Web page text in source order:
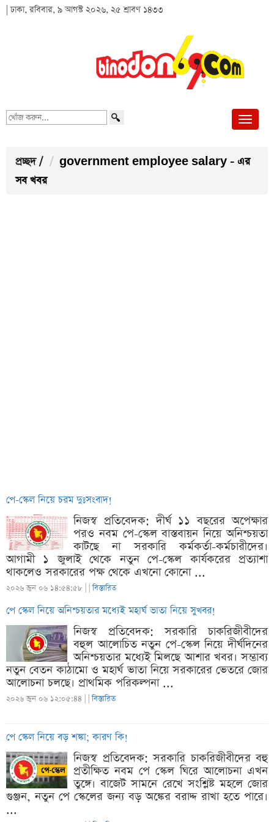
| ঢাকা, রবিবার, ৯ আগস্ট ২০২৬, ২৫ শ্রাবণ ১৪৩৩
খোঁজ
প্রচ্ছদ /
government employee salary - এর
সব খবর
পে-স্কেল নিয়ে চরম দুঃসংবাদ!
নিজস্ব প্রতিবেদক: দীর্ঘ ১১ বছরের অপেক্ষার
পরও নবম পে-স্কেল বাস্তবায়ন নিয়ে অনিশ্চয়তা
কাটছে না সরকারি কর্মকর্তা-কর্মচারীদের।
আগামী ১ জুলাই থেকে নতুন পে-স্কেল কার্যকরের প্রত্যাশা
থাকলেও সরকারের পক্ষ থেকে এখনো কোনো ...
২০২৬ জুন ০৬ ১৪:৫৪:৫৮ | |বিস্তারিত
পে স্কেল নিয়ে অনিশ্চয়তার মধ্যেই মহার্ঘ ভাতা নিয়ে সুখবর!
নিজস্ব প্রতিবেদক: সরকারি চাকরিজীবীদের
বহুল আলোচিত নতুন পে-স্কেল নিয়ে দীর্ঘদিনের
অনিশ্চয়তার মধ্যেই মিলছে আশার খবর। সম্ভাব্য
নতুন বেতন কাঠামো ও মহার্ঘ ভাতা নিয়ে সরকারের ভেতরে জোর
আলোচনা চলছে। প্রাথমিক পরিকল্পনা ...
২০২৬ জুন ০৬ ১২:০৫:৪৪ | |বিস্তারিত
পে স্কেল নিয়ে বড় শঙ্কা; কারণ কি!
নিজস্ব প্রতিবেদক: সরকারি চাকরিজীবীদের বহু
প্রতীক্ষিত নবম পে স্কেল ঘিরে আলোচনা এখন
তুঙ্গে। বাজেট সামনে রেখে সংশ্লিষ্ট মহলে জোর
গুঞ্জন, নতুন পে স্কেলের জন্য বড় অঙ্কের বরাদ্দ রাখা হতে পারে।
...